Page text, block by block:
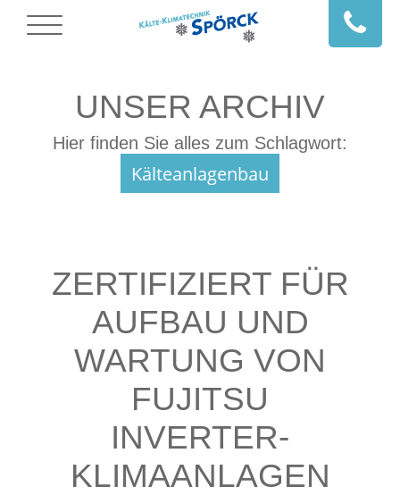
UNSER ARCHIV
Hier finden Sie alles zum Schlagwort:
Kälteanlagenbau
ZERTIFIZIERT FÜR
AUFBAU UND
WARTUNG VON
FUJITSU
INVERTER-
KLIMAANLAGEN